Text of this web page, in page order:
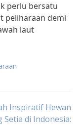
perlu bersatu
peliharaan demi
laut
Inspiratif Hewan
Setia di Indonesia: